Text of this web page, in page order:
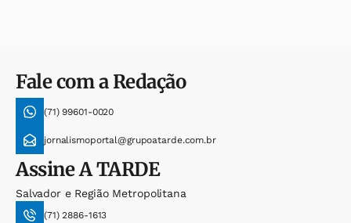
Fale com a Redação
(71) 99601-0020
jornalismoportal@grupoatarde.com.br
AssineA TARDE
Salvador e Região Metropolitana
(71) 2886-1613